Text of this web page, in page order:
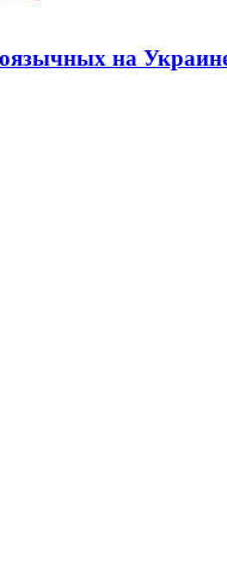
на